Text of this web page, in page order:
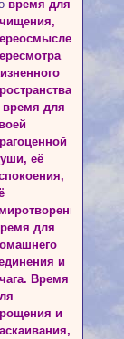
время для
время для
её
для
и
Время
и